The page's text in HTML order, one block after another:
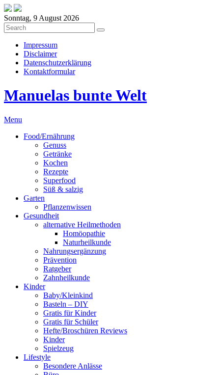
Sonntag, 9 August 2026
Impressum
Disclaimer
Datenschutzerklärung
Kontaktformular
Manuelas bunte Welt
Menu
Food/Ernährung
Genuss
Getränke
Kochen
Rezepte
Superfood
Süß & salzig
Garten
Pflanzenwissen
Gesundheit
alternative Heilmethoden
Homöopathie
Naturheilkunde
Nahrungsergänzung
Prävention
Ratgeber
Zahnheilkunde
Kinder
Baby/Kleinkind
Basteln – DIY
Gratis für Kinder
Gratis für Schüler
Hefte/Broschüren Reviews
Kinder
Spielzeug
Lifestyle
Besondere Anlässe